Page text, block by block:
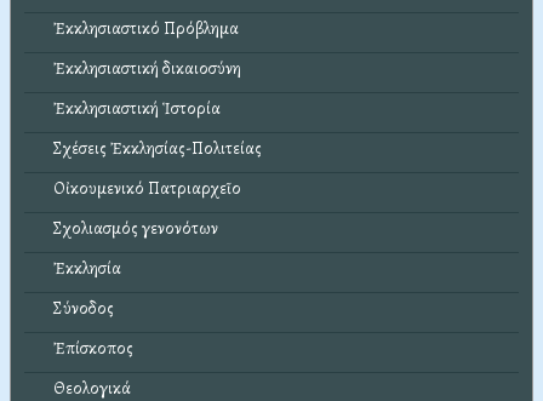
Ἐκκλησιαστικό Πρόβλημα
Ἐκκλησιαστική δικαιοσύνη
Ἐκκλησιαστική Ἱστορία
Σχέσεις Ἐκκλησίας-Πολιτείας
Οἰκουμενικό Πατριαρχεῖο
Σχολιασμός γενονότων
Ἐκκλησία
Σύνοδος
Ἐπίσκοπος
Θεολογικά